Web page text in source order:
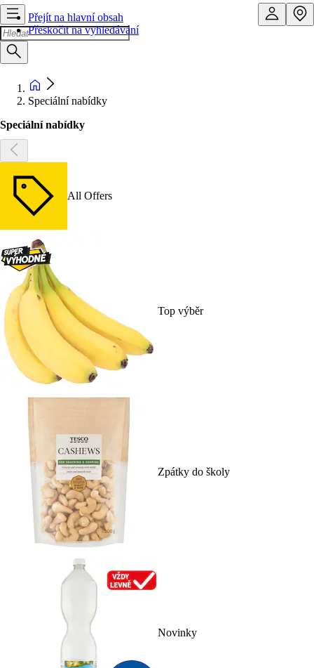
Přejít na hlavní obsah
Přeskočit na vyhledávání
Speciální nabídky
Speciální nabídky
All Offers
Top výběr
Zpátky do školy
Novinky